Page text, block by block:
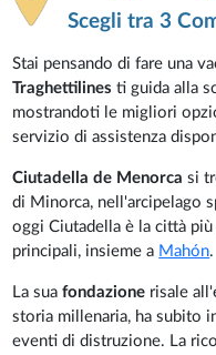
Scegli tra 3
Stai pensando di fare una
Traghettilinesti guida alla
mostrandoti le migliori
servizio di assistenza
Ciutadella de Menorca si
di Minorca, nell'arcipelago
oggi Ciutadella è la città
principali, insieme a Mahón.
La suafondazione risale
storia millenaria, ha subito
eventi di distruzione. La